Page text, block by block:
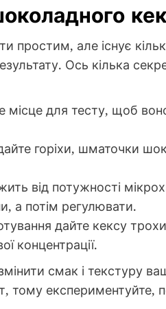
але існує
Ось кілька
місце для тесту, щоб
горіхи, шматочки
від потужності
а потім регулювати.
дайте кексу
концентрації.
смак і текстуру
тому експериментуйте,